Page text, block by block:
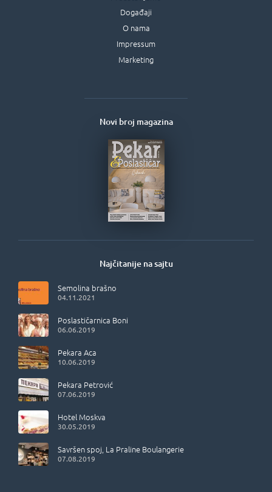
Događaji
O nama
Impressum
Marketing
Najčitanije na sajtu
Semolina brašno
04.11.2021
Poslastičarnica Boni
06.06.2019
Pekara Aca
10.06.2019
Pekara Petrović
07.06.2019
Hotel Moskva
30.05.2019
Savršen spoj, La Praline Boulangerie
07.08.2019
Novi broj magazina